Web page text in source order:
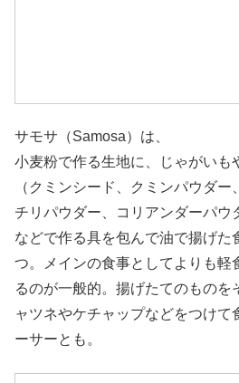
サモサ（Samosa）は、
小麦粉で作る生地に、じゃがいも
（クミンシード、クミンパウダ
チリパウダー、コリアンダーパウ
などで作る具を包んで油で揚げた
つ。メインの食事としてよりも軽
るのが一般的。揚げたてのものを
ャツネやケチャップなどをつけて
ーサーとも。